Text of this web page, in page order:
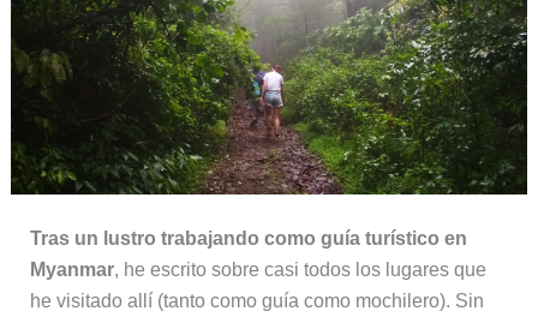
Tras un lustro trabajando como guía turístico en
Myanmar, he escrito sobre casi todos los lugares que
he visitado allí (tanto como guía como mochilero). Sin